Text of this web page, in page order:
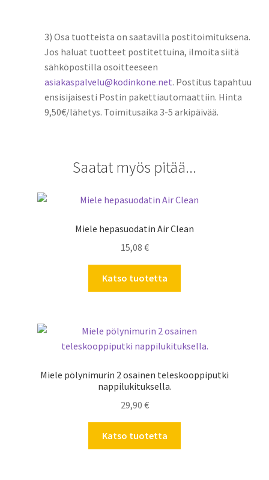
3) Osa tuotteista on saatavilla postitoimituksena.
Jos haluat tuotteet postitettuina, ilmoita siitä
sähköpostilla osoitteeseen
asiakaspalvelu@kodinkone.net. Postitus tapahtuu
ensisijaisesti Postin pakettiautomaattiin. Hinta
9,50€/lähetys. Toimitusaika 3-5 arkipäivää.
Saatat myös pitää...
Miele hepasuodatin Air Clean
15,08 €
Katso tuotetta
Miele pölynimurin 2 osainen teleskooppiputki
nappilukituksella.
29,90 €
Katso tuotetta